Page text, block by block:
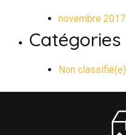
novembre 2017
Catégories
Non classifié(e)